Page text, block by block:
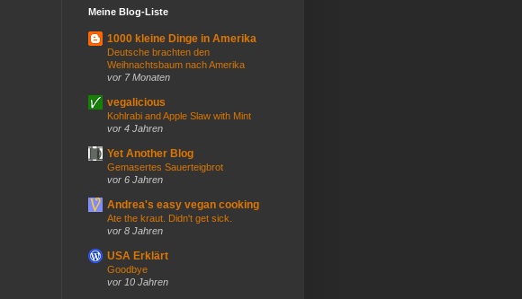
Meine Blog-Liste
1000 kleine Dinge in Amerika
Deutsche brachten den
Weihnachtsbaum nach Amerika
vor 7 Monaten
vegalicious
Kohlrabi and Apple Slaw with Mint
vor 4 Jahren
Yet Another Blog
Gemasertes Sauerteigbrot
vor 6 Jahren
Andrea's easy vegan cooking
Ate the kraut. Didn't get sick.
vor 8 Jahren
USA Erklärt
Goodbye
vor 10 Jahren